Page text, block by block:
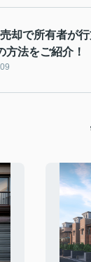
却で所有者が
方法をご紹介！